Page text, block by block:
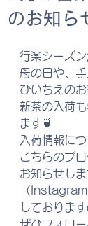
のお知ら
行楽シーズ
母の日や、
ひいちえのお
新茶の入荷
ます🍵
入荷情報に
こちらのブ
お知らせしま
（
しておりま